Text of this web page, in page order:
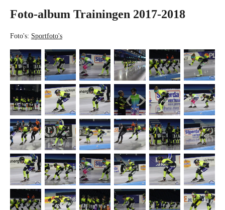
Foto-album Trainingen 2017-2018
Foto's: Sportfoto's